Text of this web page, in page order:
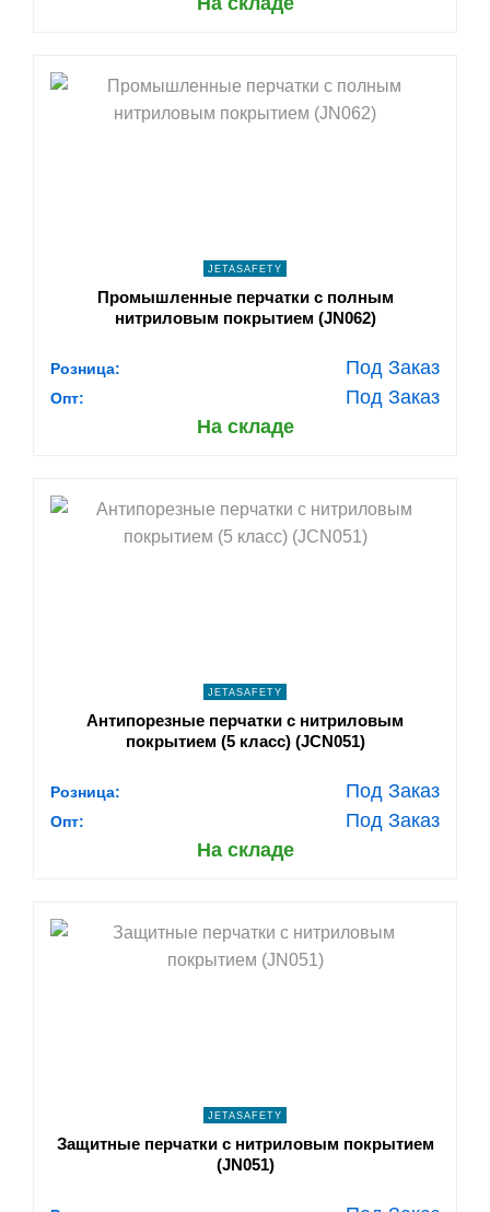
shopping_cart В КОРЗИНУ
JETASAFETY
Промышленные перчатки с полным
нитриловым покрытием (JN062)
Розница: Под Заказ
Опт:
Под Заказ
На складе
shopping_cart В КОРЗИНУ
JETASAFETY
Антипорезные перчатки с нитриловым
покрытием (5 класс) (JCN051)
Розница: Под Заказ
Опт:
Под Заказ
На складе
shopping_cart В КОРЗИНУ
JETASAFETY
Защитные перчатки с нитриловым покрытием
(JN051)